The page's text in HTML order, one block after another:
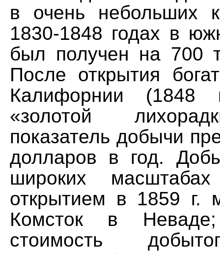
в очень небольших
1830-1848 годах в
был получен на 700
После открытия
Калифорнии (1848
«золотой
показатель добычи
долларов в год.
широких
открытием в 1859 г.
Комсток в
стоимость